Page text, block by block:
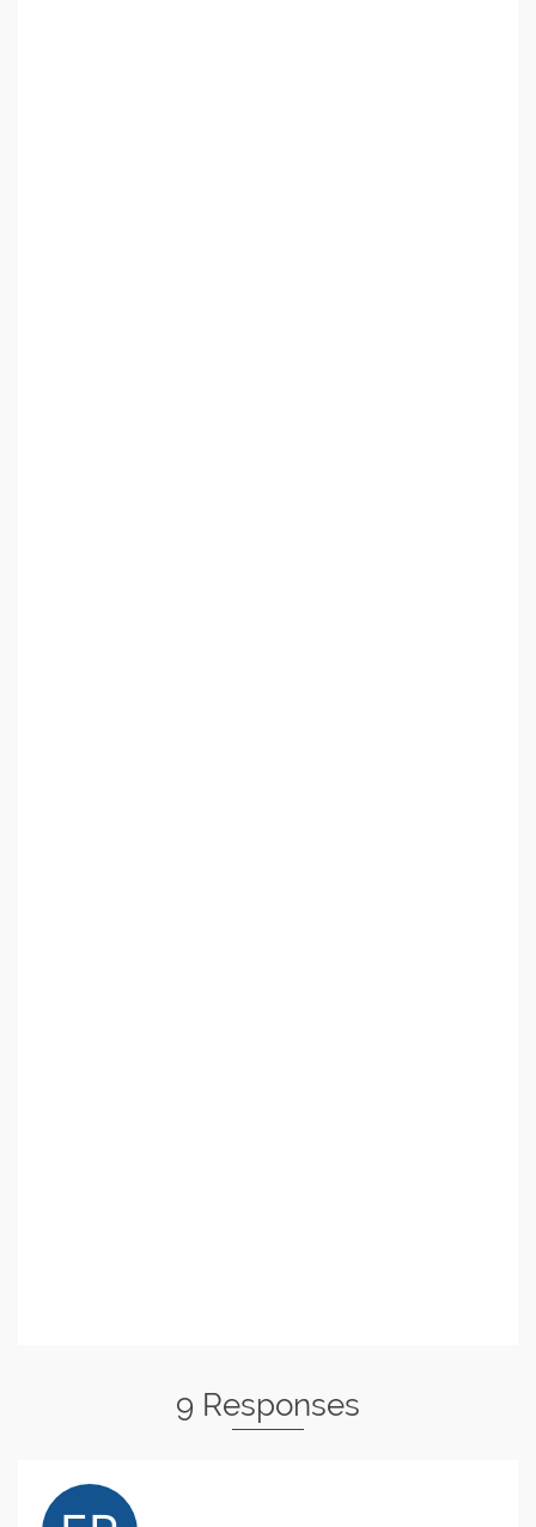
9 Responses